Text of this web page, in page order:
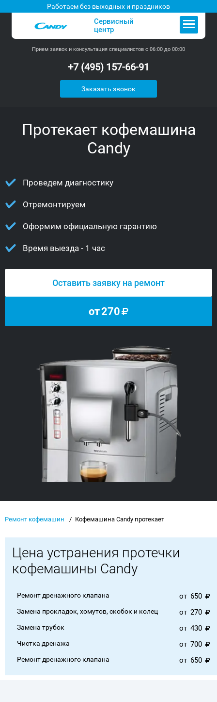
Работаем без выходных и праздников
Сервисный
центр
Прием заявок и консультация специалистов с 06:00 до 00:00
+7 (495) 157-66-91
Заказать звонок
Протекает кофемашина
Candy
Проведем диагностику
Отремонтируем
Оформим официальную гарантию
Время выезда - 1 час
Оставить заявку на ремонт
от270
Ремонт кофемашин Кофемашина Candy протекает
Цена устранения протечки
кофемашины Candy
Ремонт дренажного клапана от 650
Замена прокладок, хомутов, скобок и колец от 270
Замена трубок от 430
Чистка дренажа от 700
Ремонт дренажного клапана от 650